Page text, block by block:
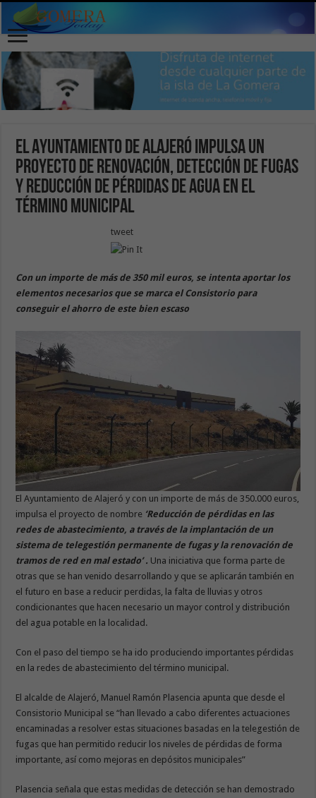
El Ayuntamiento de Alajeró impulsa un
proyecto de renovación, detección de fugas
y reducción de pérdidas de agua en el
término municipal
tweet
Con un importe de más de 350 mil euros, se intenta aportar los
elementos necesarios que se marca el Consistorio para
conseguir el ahorro de este bien escaso
El Ayuntamiento de Alajeró y con un importe de más de 350.000 euros,
impulsa el proyecto de nombre ‘Reducción de pérdidas en las
redes de abastecimiento, a través de la implantación de un
sistema de telegestión permanente de fugas y la renovación de
tramos de red en mal estado’ . Una iniciativa que forma parte de
otras que se han venido desarrollando y que se aplicarán también en
el futuro en base a reducir perdidas, la falta de lluvias y otros
condicionantes que hacen necesario un mayor control y distribución
del agua potable en la localidad.
Con el paso del tiempo se ha ido produciendo importantes pérdidas
en la redes de abastecimiento del término municipal.
El alcalde de Alajeró, Manuel Ramón Plasencia apunta que desde el
Consistorio Municipal se “han llevado a cabo diferentes actuaciones
encaminadas a resolver estas situaciones basadas en la telegestión de
fugas que han permitido reducir los niveles de pérdidas de forma
importante, así como mejoras en depósitos municipales”
Plasencia señala que estas medidas de detección se han demostrado